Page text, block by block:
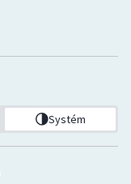
Systém